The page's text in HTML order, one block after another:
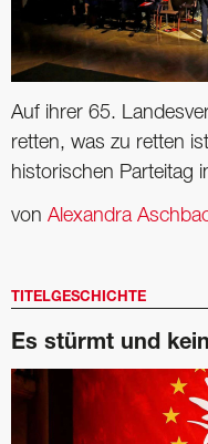
Auf ihrer 65.
retten, was zu retten
historischen Parteitag
von Alexandra
TITELGESCHICHTE
Es stürmt und